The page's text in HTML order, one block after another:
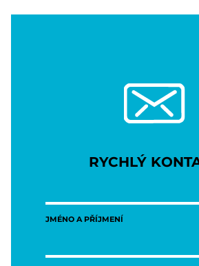
RYCHLÝ
JMÉNO A PŘÍJMENÍ